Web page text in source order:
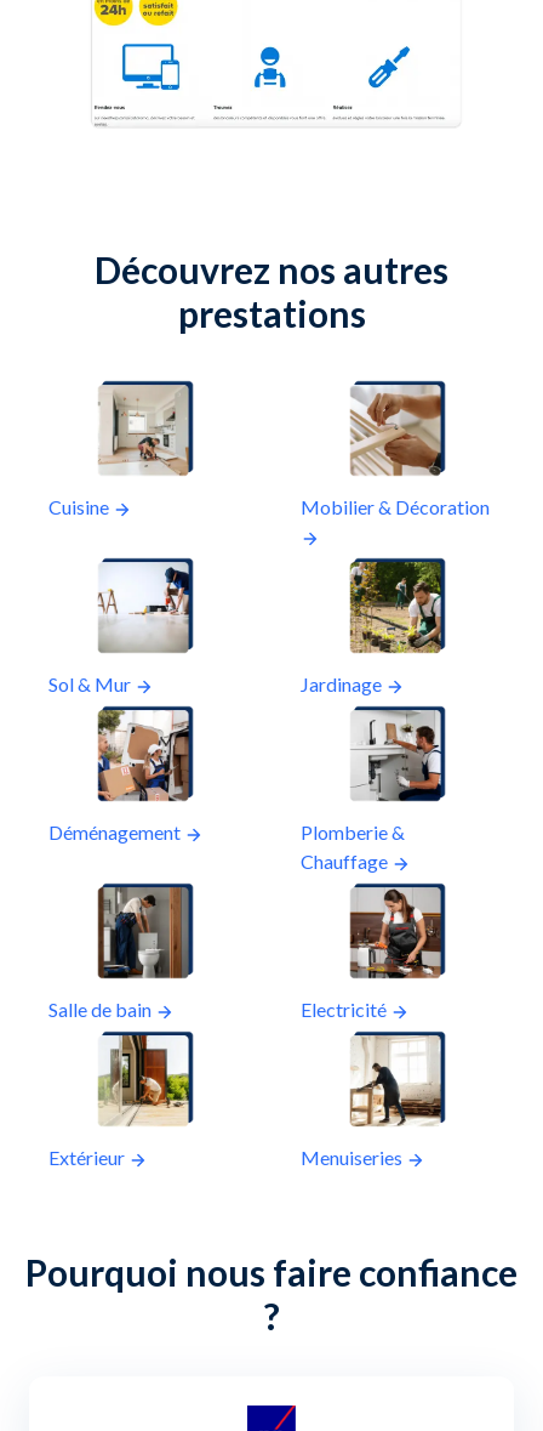
Découvrez nos autres
prestations
Cuisine Mobilier & Décoration
Sol & Mur Jardinage
Déménagement
Plomberie &
Chauffage
Salle de bain Electricité
Extérieur Menuiseries
Pourquoi nous faire confiance
?